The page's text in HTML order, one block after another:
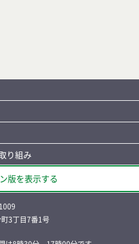
り組み
版を表示する
3丁目7番1号